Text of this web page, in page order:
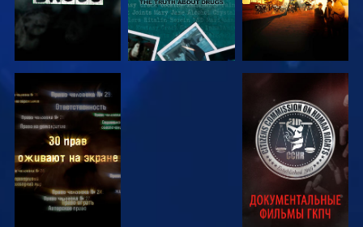
СМОТРЕТЬ СМОТРЕТЬ